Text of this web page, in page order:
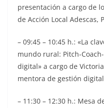
presentación a cargo de
de Acción Local Adescas,
– 09:45 – 10:45 h.: «La
mundo rural: Pitch-
digital» a cargo de
mentora de gestión
– 11:30 – 12:30 h.: Mesa